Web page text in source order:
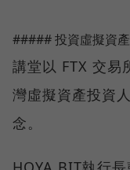
##### 投資虛擬資
講堂以 FTX 交易
灣虛擬資產投資
念。